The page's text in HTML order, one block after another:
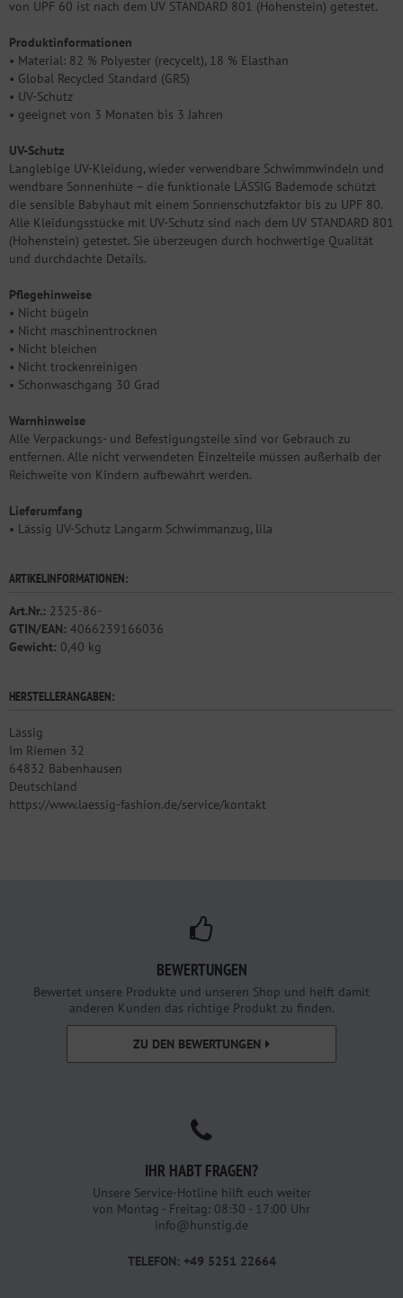
von UPF 60 ist nach dem UV STANDARD 801 (Hohenstein) getestet.
Produktinformationen
• Material: 82 % Polyester (recycelt), 18 % Elasthan
• Global Recycled Standard (GRS)
• UV-Schutz
• geeignet von 3 Monaten bis 3 Jahren
UV-Schutz
Langlebige UV-Kleidung, wieder verwendbare Schwimmwindeln und
wendbare Sonnenhüte – die funktionale LÄSSIG Bademode schützt
die sensible Babyhaut mit einem Sonnenschutzfaktor bis zu UPF 80.
Alle Kleidungsstücke mit UV-Schutz sind nach dem UV STANDARD 801
(Hohenstein) getestet. Sie überzeugen durch hochwertige Qualität
und durchdachte Details.
Pflegehinweise
• Nicht bügeln
• Nicht maschinentrocknen
• Nicht bleichen
• Nicht trockenreinigen
• Schonwaschgang 30 Grad
Warnhinweise
Alle Verpackungs- und Befestigungsteile sind vor Gebrauch zu
entfernen. Alle nicht verwendeten Einzelteile müssen außerhalb der
Reichweite von Kindern aufbewahrt werden.
Lieferumfang
• Lässig UV-Schutz Langarm Schwimmanzug, lila
ARTIKELINFORMATIONEN:
Art.Nr.: 2325-86-
GTIN/EAN: 4066239166036
Gewicht: 0,40 kg
HERSTELLERANGABEN:
Lässig
Im Riemen 32
64832 Babenhausen
Deutschland
https://www.laessig-fashion.de/service/kontakt
BEWERTUNGEN
Bewertet unsere Produkte und unseren Shop und helft damit
anderen Kunden das richtige Produkt zu finden.
ZU DEN BEWERTUNGEN
IHR HABT FRAGEN?
Unsere Service-Hotline hilft euch weiter
von Montag - Freitag: 08:30 - 17:00 Uhr
info@hunstig.de
TELEFON: +49 5251 22664